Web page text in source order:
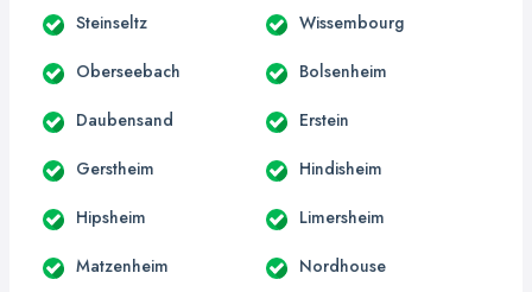
Steinseltz Wissembourg
Oberseebach Bolsenheim
Daubensand Erstein
Gerstheim Hindisheim
Hipsheim Limersheim
Matzenheim Nordhouse